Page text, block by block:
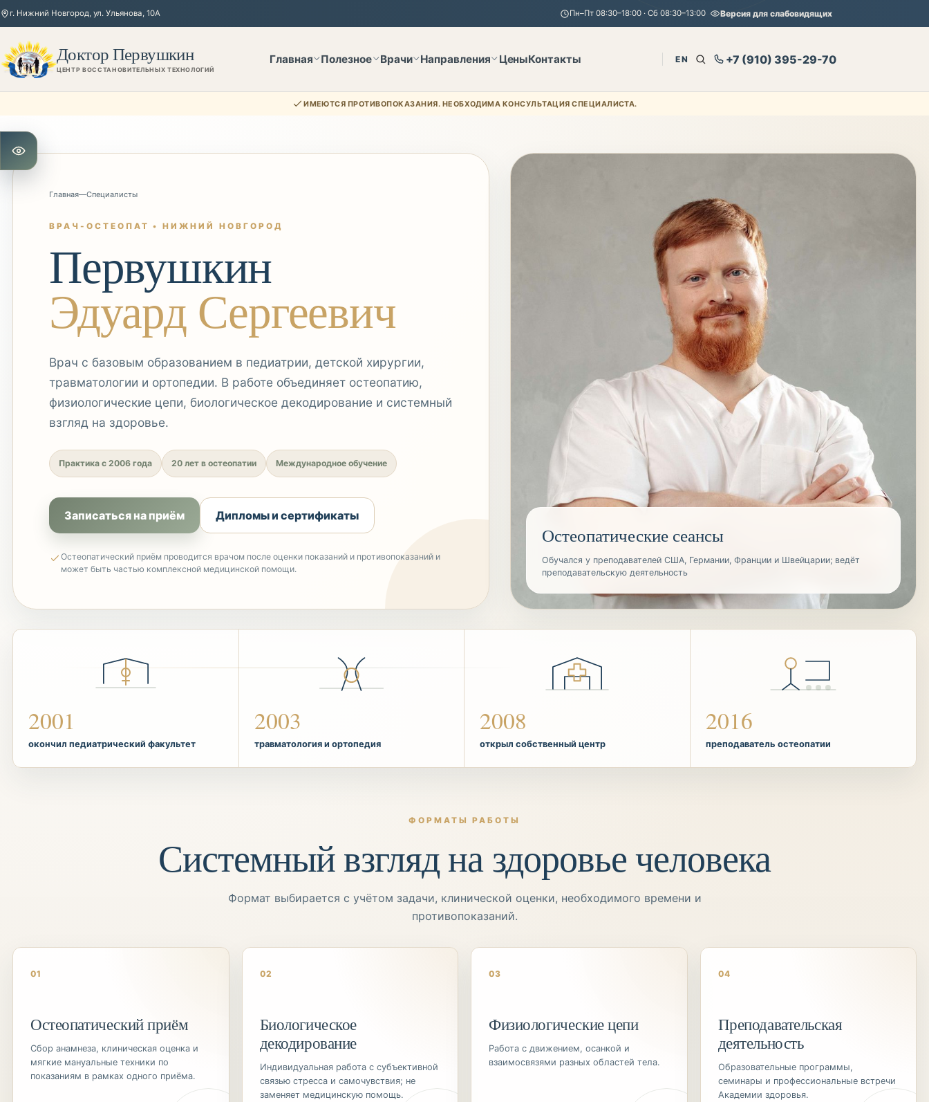
г. Нижний Новгород, ул. Ульянова, 10А Пн–Пт 08:30–18:00 · Сб 08:30–13:00 Версия для слабовидящих
Доктор Первушкин
ЦЕНТР ВОССТАНОВИТЕЛЬНЫХ ТЕХНОЛОГИЙ
Главная Полезное Врачи Направления ЦеныКонтакты EN +7 (910) 395-29-70
Открыть настройки для слабовидящих
ИМЕЮТСЯ ПРОТИВОПОКАЗАНИЯ. НЕОБХОДИМА КОНСУЛЬТАЦИЯ СПЕЦИАЛИСТА.
Главная—Специалисты
ВРАЧ-ОСТЕОПАТ • НИЖНИЙ НОВГОРОД
Первушкин
Эдуард Сергеевич
Врач с базовым образованием в педиатрии, детской хирургии,
травматологии и ортопедии. В работе объединяет остеопатию,
физиологические цепи, биологическое декодирование и системный
взгляд на здоровье.
Практика с 2006 года 20 лет в остеопатии Международное обучение
Записаться на приём Дипломы и сертификаты
Остеопатический приём проводится врачом после оценки показаний и противопоказаний и
может быть частью комплексной медицинской помощи.
Остеопатические сеансы
Обучался у преподавателей США, Германии, Франции и Швейцарии; ведёт
преподавательскую деятельность
2001
окончил педиатрический факультет
2003
травматология и ортопедия
2008
открыл собственный центр
2016
преподаватель остеопатии
ФОРМАТЫ РАБОТЫ
Системный взгляд на здоровье человека
Формат выбирается с учётом задачи, клинической оценки, необходимого времени и
противопоказаний.
01
Остеопатический приём
Сбор анамнеза, клиническая оценка и
мягкие мануальные техники по
показаниям в рамках одного приёма.
02
Биологическое
декодирование
Индивидуальная работа с субъективной
связью стресса и самочувствия; не
заменяет медицинскую помощь.
03
Физиологические цепи
Работа с движением, осанкой и
взаимосвязями разных областей тела.
04
Преподавательская
деятельность
Образовательные программы,
семинары и профессиональные встречи
Академии здоровья.